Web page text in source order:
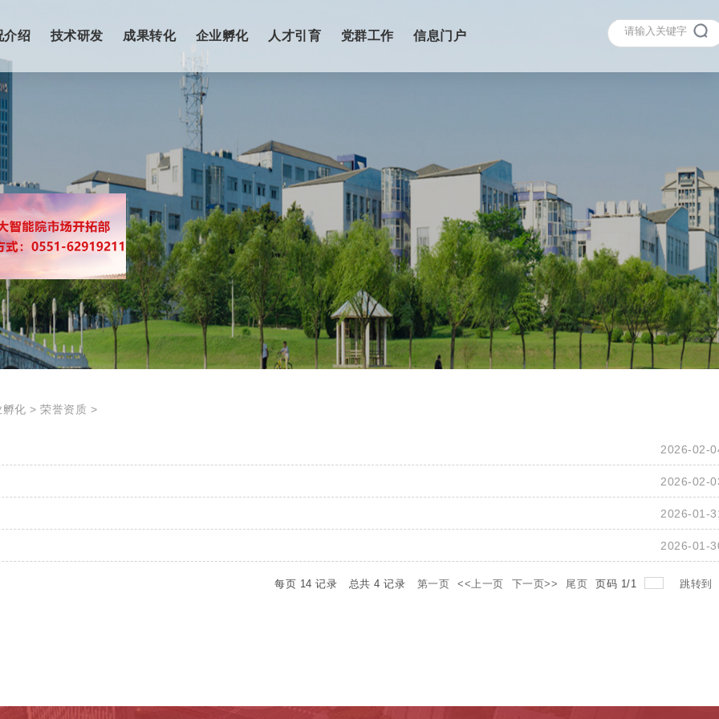
介绍 技术研发 成果转化 企业孵化 人才引育 党群工作 信息门户
孵化 荣誉资质
2026-02-
2026-02-
2026-01-
2026-01-
每页 14 记录 总共 4 记录 第一页 <<上一页 下一页>> 尾页 页码 1/1 跳转到
×关闭